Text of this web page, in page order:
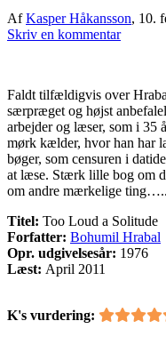
AfKasper Håkansson, 10.
Skriv en kommentar
Faldt tilfældigvis over
særpræget og højst
arbejder og læser, som i 35
mørk kælder, hvor han har
bøger, som censuren i
at læse. Stærk lille bog om
om andre mærkelige ting…..
Titel: Too Loud a Solitude
Forfatter: Bohumil Hrabal
Opr. udgivelsesår: 1976
Læst: April 2011
K's vurdering: